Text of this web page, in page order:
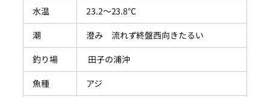
水温
23.2～23.8℃
潮
澄み 流れず終盤西向きたるい
釣り場
田子の浦沖
魚種
アジ